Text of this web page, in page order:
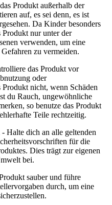
Produkt außerhalb der
auf, es sei denn, es ist
Da Kinder besonders
Produkt nur unter der
verwenden, um eine
zu vermeiden.
das Produkt vor
oder
nicht, wenn Schäden
du Rauch, ungewöhnliche
so benutze das Produkt
Teile rechtzeitig.
- Halte dich an alle geltenden
für die
Dies trägt zur eigenen
bei.
sauber und führe
durch, um eine